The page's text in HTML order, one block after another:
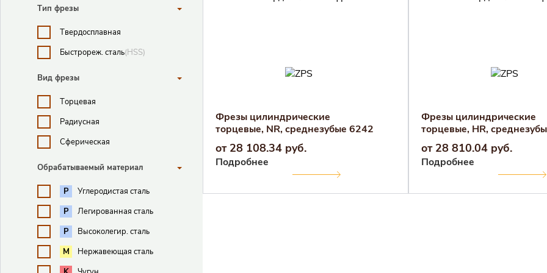
Фрезы цилиндрические
торцевые, NR, среднезубые 6242
от 28 108.34 руб.
Подробнее
Фрезы цилиндрические
торцевые, HR,
от 28 810.04 руб.
Подробнее
Тип фрезы
Твердосплавная
Быстрореж. сталь(HSS)
Вид фрезы
Торцевая
Радиусная
Сферическая
Обрабатываемый материал
P
Углеродистая сталь
P
Легированная сталь
P
Высоколегир. сталь
M
Нержавеющая сталь